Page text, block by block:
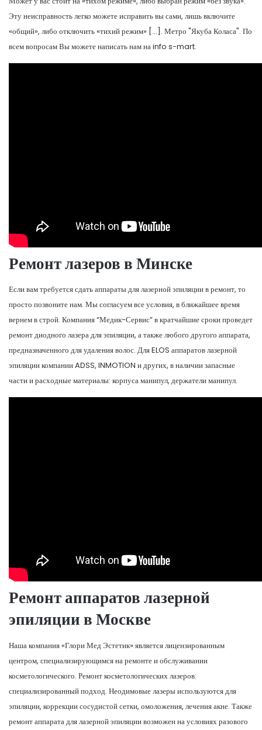
Эту неисправность легко можете исправить вы сами, лишь включите
«общий», либо отключить «тихий режим» […]. Метро "Якуба Коласа". По
всем вопросам Вы можете написать нам на info s-mart.
Ремонт лазеров в Минске
Если вам требуется сдать аппараты для лазерной эпиляции в ремонт, то
просто позвоните нам. Мы согласуем все условия, в ближайшее время
вернем в строй. Компания “Медик-Сервис” в кратчайшие сроки проведет
ремонт диодного лазера для эпиляции, а также любого другого аппарата,
предназначенного для удаления волос. Для ELOS аппаратов лазерной
эпиляции компании ADSS, INMOTION и других, в наличии запасные
части и расходные материалы: корпуса манипул, держатели манипул.
Ремонт аппаратов лазерной
эпиляции в Москве
Наша компания «Глори Мед Эстетик» является лицензированным
центром, специализирующимся на ремонте и обслуживании
косметологического. Ремонт косметологических лазеров:
специализированный подход. Неодимовые лазеры используются для
эпиляции, коррекции сосудистой сетки, омоложения, лечения акне. Также
ремонт аппарата для лазерной эпиляции возможен на условиях разового